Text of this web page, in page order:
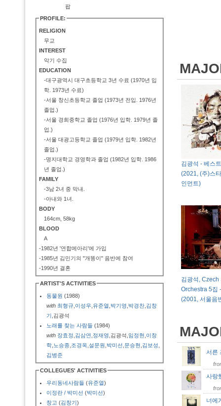
팝
PROFILE:
RELIGION
무교
INTEREST
악기 수집
EDUCATION
-대구광역시 대구초등학교 3년 수료 (1970년 입
학. 1973년 수료)
-서울 창신초등학교 졸업 (1973년 전입. 1976년
졸업.)
-서울 경희중학교 졸업 (1976년 입학. 1979년 졸
업.)
-서울 대광고등학교 졸업 (1979년 입학. 1982년
졸업.)
-명지대학교 경영학과 졸업 (1982년 입학. 1986
년 졸업.)
FAMILY
-3남 2녀 중 막내.
-아내와 1녀.
BODY
164cm, 58kg
BLOOD
A
-1982년 '연합메아리'에 가입
-1985년 김민기의 "개똥이" 음반에 참여
-1990년 결혼
ARTIST'S ACTIVITIES
동물원 (1988)
with 최형규 이성우 유준열 박기영 박경찬 김창
기 ,김광석
노래를 찾는 사람들 (1984)
with 장효정 김삼연 정재영 ,김광석, 임정현 이창
학 노승종 조경옥 설문원 박미선 문승현 김보성
김병준
COLLEGUES' ACTIVITIES
우리동네사람들 (유준열)
이정란 / 박미선 (박미선)
창고 (김창기)
김광석 - 베스
(2021, (주)스
인먼트)
김광석,
Orchestra 5집
(2001, 서울음
서른
사
너